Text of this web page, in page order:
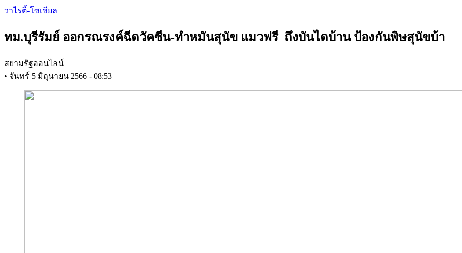
Skip
content
วาไรตี้-โซเชียล
ทม.บุรีรัมย์ ออกรณรงค์ฉีดวัคซีน-ทำหมันสุนัข แมวฟรี ถึงบันไดบ้าน ป้องกันพิษสุนัขบ้า
สยามรัฐออนไลน์
• จันทร์ 5 มิถุนายน 2566 - 08:53